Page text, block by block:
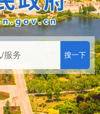
搜一下